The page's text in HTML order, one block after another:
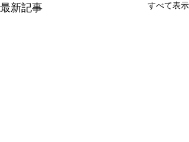
最新記事 すべて表示